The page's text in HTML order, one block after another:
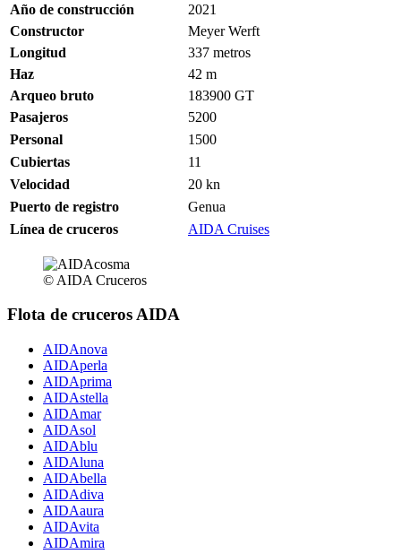
Año de construcción
2021
Constructor
Meyer Werft
Longitud
337 metros
Haz
42 m
Arqueo bruto
183900 GT
Pasajeros
5200
Personal
1500
Cubiertas
11
Velocidad
20 kn
Puerto de registro
Genua
Línea de cruceros
AIDA Cruises
© AIDA Cruceros
Flota de cruceros AIDA
AIDAnova
AIDAperla
AIDAprima
AIDAstella
AIDAmar
AIDAsol
AIDAblu
AIDAluna
AIDAbella
AIDAdiva
AIDAaura
AIDAvita
AIDAmira